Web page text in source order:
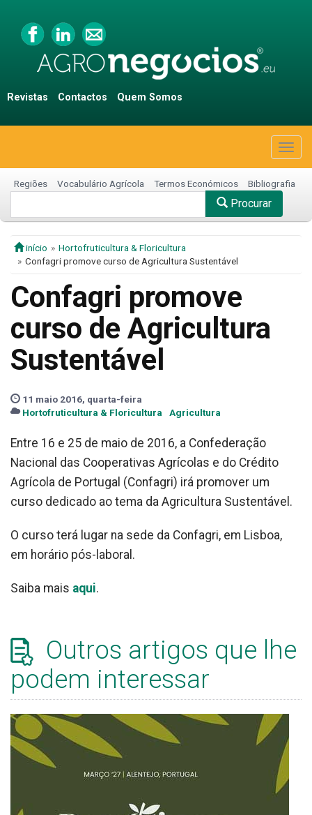
Revistas Contactos Quem Somos
Regiões Vocabulário Agrícola Termos Económicos Bibliografia
Procurar
início
Hortofruticultura & Floricultura
Confagri promove curso de Agricultura Sustentável
Confagri promove
curso de Agricultura
Sustentável
11 maio 2016, quarta-feira
Hortofruticultura & Floricultura
Agricultura
Entre 16 e 25 de maio de 2016, a Confederação
Nacional das Cooperativas Agrícolas e do Crédito
Agrícola de Portugal (Confagri) irá promover um
curso dedicado ao tema da Agricultura Sustentável.
O curso terá lugar na sede da Confagri, em Lisboa,
em horário pós-laboral.
Saiba mais aqui.
Outros artigos que lhe
podem interessar